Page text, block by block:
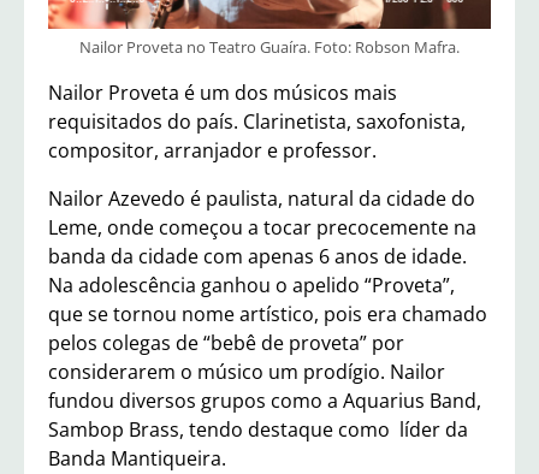
Nailor Proveta no Teatro Guaíra. Foto: Robson Mafra.
Nailor Proveta é um dos músicos mais
requisitados do país. Clarinetista, saxofonista,
compositor, arranjador e professor.
Nailor Azevedo é paulista, natural da cidade do
Leme, onde começou a tocar precocemente na
banda da cidade com apenas 6 anos de idade.
Na adolescência ganhou o apelido “Proveta”,
que se tornou nome artístico, pois era chamado
pelos colegas de “bebê de proveta” por
considerarem o músico um prodígio. Nailor
fundou diversos grupos como a Aquarius Band,
Sambop Brass, tendo destaque como líder da
Banda Mantiqueira.